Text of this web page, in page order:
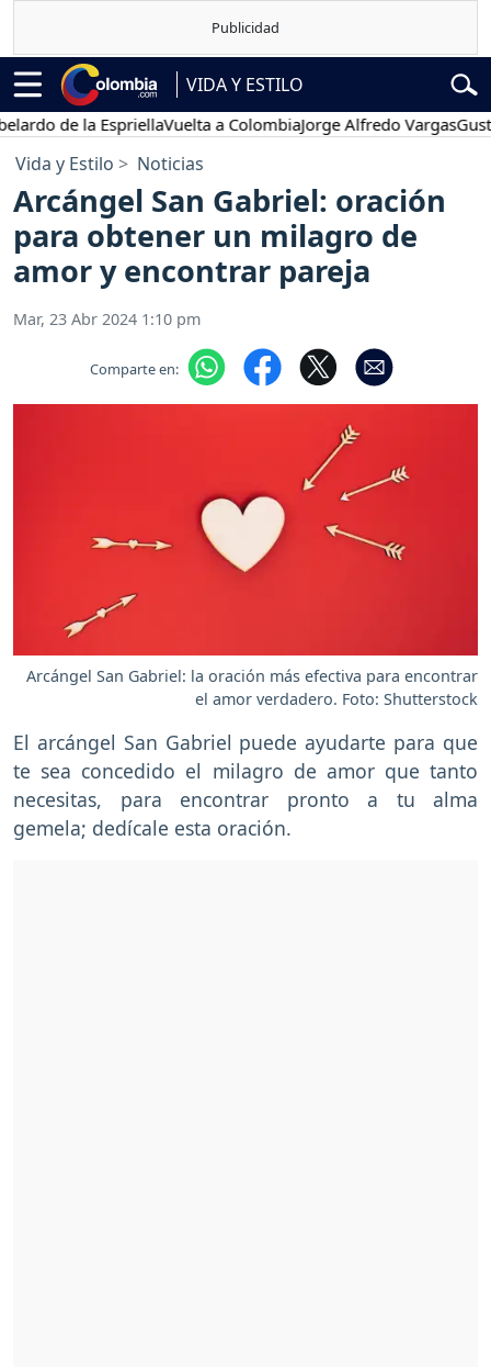
VIDA Y ESTILO
de la EspriellaVuelta a ColombiaJorge Alfredo VargasGustavo
Vida y Estilo Noticias
Arcángel San Gabriel: oración
para obtener un milagro de
amor y encontrar pareja
Mar, 23 Abr 2024 1:10 pm
Comparte en:
Arcángel San Gabriel: la oración más efectiva para encontrar
el amor verdadero. Foto: Shutterstock
El arcángel San Gabriel puede ayudarte para que
te sea concedido el milagro de amor que tanto
necesitas, para encontrar pronto a tu alma
gemela; dedícale esta oración.